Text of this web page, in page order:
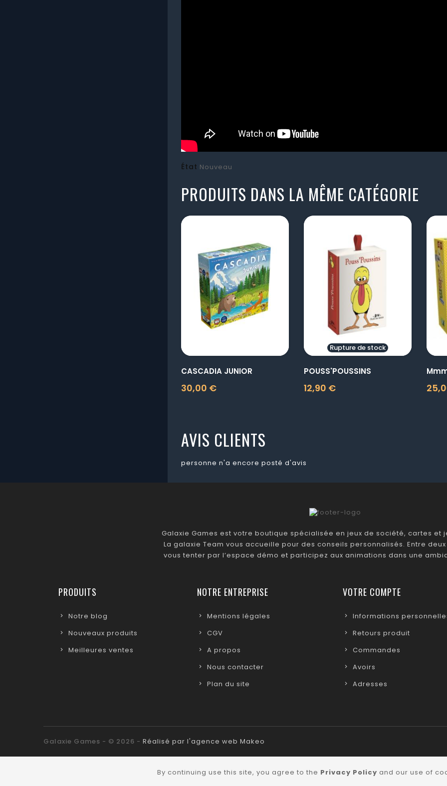
État Nouveau
PRODUITS DANS LA MÊME CATÉGORIE
visibility
CASCADIA JUNIOR
30,00 €
Prix
visibility
Rupture de stock
POUSS'POUSSINS
12,90 €
Prix Prix
AVIS CLIENTS
personne n'a encore posté d'avis
Galaxie Games est votre boutique spécialisée en jeux de société, cartes et
La galaxie Team vous accueille pour des conseils personnalisés. Entre
vous tenter par l’espace démo et participez aux animations dans une
PRODUITS
Notre blog
Nouveaux produits
Meilleures ventes
NOTRE ENTREPRISE
Mentions légales
CGV
A propos
Nous contacter
Plan du site
VOTRE COMPTE
Informations
Retours produit
Commandes
Avoirs
Adresses
Galaxie Games - © 2026 - Réalisé par l'agence web Makeo
By continuing use this site, you agree to the Privacy Policy and our use of